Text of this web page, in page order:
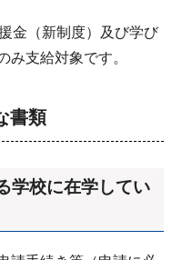
金（新制度）及び学び
み支給対象です。
書類
学校に在学してい